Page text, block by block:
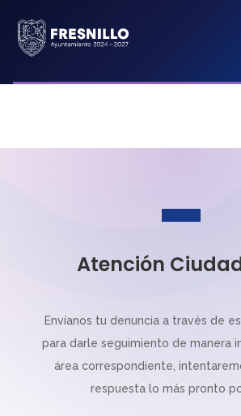
Atención
Envíanos tu denuncia a través de
para darle seguimiento de manera
área correspondiente,
respuesta lo más pronto